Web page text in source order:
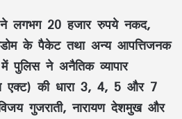
ने लगभग 20 हजार रुपये नकद,
के पैकेटतथा अन्य आपत्तिजनक
पुलिस नेअनैतिक व्यापार
एक्ट) की धारा 3, 4, 5 और 7
गुजराती, नारायण देशमुख और